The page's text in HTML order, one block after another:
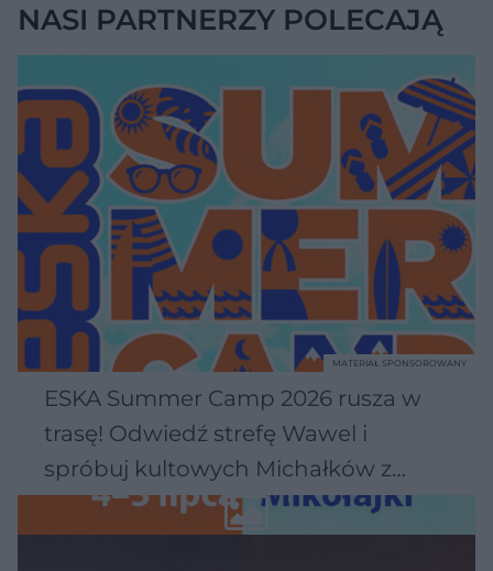
NASI PARTNERZY POLECAJĄ
ESKA Summer Camp 2026 rusza w
trasę! Odwiedź strefę Wawel i
spróbuj kultowych Michałków z
Wawelu
MATERIAŁ SPONSOROWANY